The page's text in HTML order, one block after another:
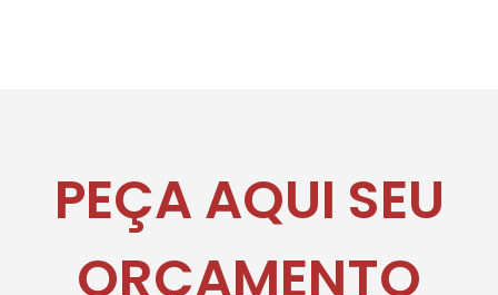
PEÇA AQUI SEU
ORÇAMENTO